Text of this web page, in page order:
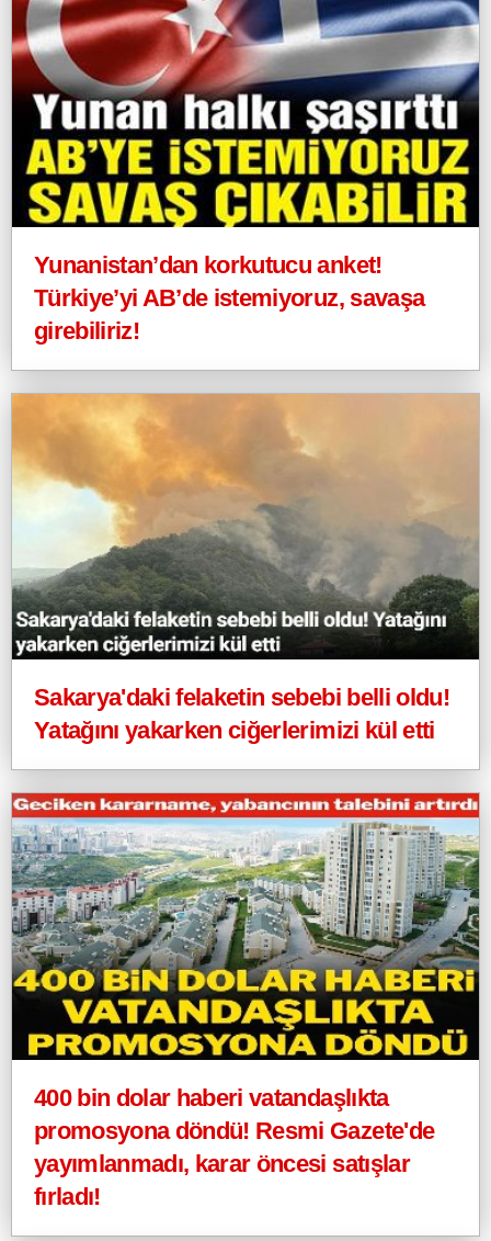
Yunanistan’dan korkutucu anket!
Türkiye’yi AB’de istemiyoruz, savaşa
girebiliriz!
Sakarya'daki felaketin sebebi belli oldu!
Yatağını yakarken ciğerlerimizi kül etti
400 bin dolar haberi vatandaşlıkta
promosyona döndü! Resmi Gazete'de
yayımlanmadı, karar öncesi satışlar
fırladı!